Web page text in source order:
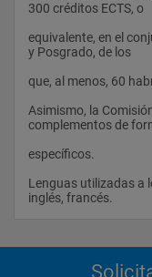
300 créditos ECTS, o
equivalente, en el
y Posgrado, de los
que, al menos, 60
Asimismo, la
complementos de
específicos.
Lenguas utilizadas a
inglés, francés.